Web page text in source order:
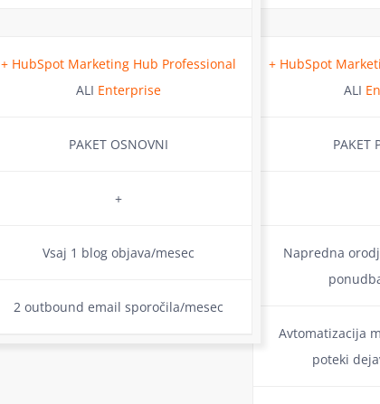
+ HubSpot Marketing Hub Professional
ALI Enterprise
PAKET OSNOVNI
+
Vsaj 1 blog objava/mesec
2 outbound email sporočila/mesec
+ HubSpot
ALI
PAKET
Napredna
Avtomatizacija
poteki